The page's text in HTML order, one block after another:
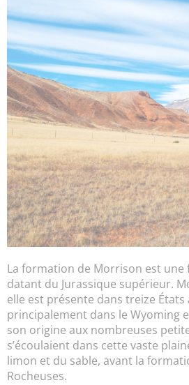
La formation de Morrison est
datant du Jurassique supérieur.
elle est présente dans treize États
principalement dans le Wyoming
son origine aux nombreuses
s’écoulaient dans cette vaste
limon et du sable, avant la
Rocheuses.